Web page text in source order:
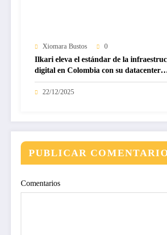
Xiomara Bustos 0
Ilkari eleva el estándar de la
digital en Colombia con su datacenter
certificado Nivel IV de ICREA
22/12/2025
PUBLICAR
Comentarios